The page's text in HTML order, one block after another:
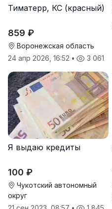
Тиматерр, КС (красный)
859 ₽
Воронежская область
24 апр 2026, 16:52 • 3 061
Я выдаю кредиты
100 ₽
Чукотский автономный
округ